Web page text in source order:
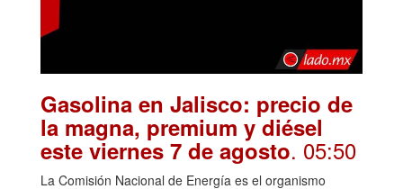
Gasolina en Jalisco: precio de
la magna, premium y diésel
este viernes 7 de agosto. 05:50
La Comisión Nacional de Energía es el organismo